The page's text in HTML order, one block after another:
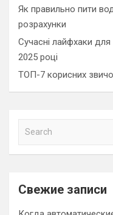
Як правильно пити
розрахунки
Сучасні лайфхаки для
2025 році
ТОП-7 корисних
a
c
Свежие записи